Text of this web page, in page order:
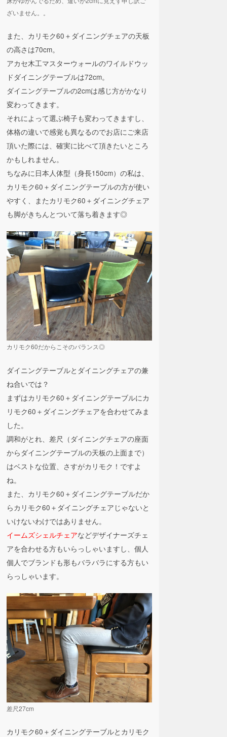
ざいません。。
また、カリモク60＋ダイニングチェアの天板
の高さは70cm。
アカセ木工マスターウォールのワイルドウッ
ドダイニングテーブルは72cm。
ダイニングテーブルの2cmは感じ方がかなり
変わってきます。
それによって選ぶ椅子も変わってきますし、
体格の違いで感覚も異なるのでお店にご来店
頂いた際には、確実に比べて頂きたいところ
かもしれません。
ちなみに日本人体型（身長150cm）の私は、
カリモク60＋ダイニングテーブルの方が使い
やすく、またカリモク60＋ダイニングチェア
も脚がきちんとついて落ち着きます◎
カリモク60だからこそのバランス◎
ダイニングテーブルとダイニングチェアの兼
ね合いでは？
まずはカリモク60＋ダイニングテーブルにカ
リモク60＋ダイニングチェアを合わせてみま
した。
調和がとれ、差尺（ダイニングチェアの座面
からダイニングテーブルの天板の上面まで）
はベストな位置、さすがカリモク！ですよ
ね。
また、カリモク60＋ダイニングテーブルだか
らカリモク60＋ダイニングチェアじゃないと
いけないわけではありません。
イームズシェルチェアなどデザイナーズチェ
アを合わせる方もいらっしゃいますし、個人
個人でブランドも形もバラバラにする方もい
らっしゃいます。
差尺27cm
カリモク60＋ダイニングテーブルとカリモク